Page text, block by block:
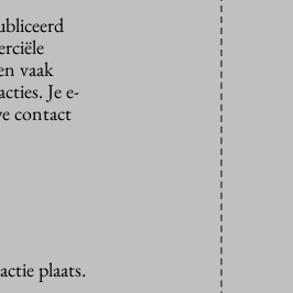
vaak
Je e-
contact
plaats.